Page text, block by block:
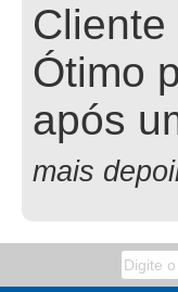
Ótimo
após
mais